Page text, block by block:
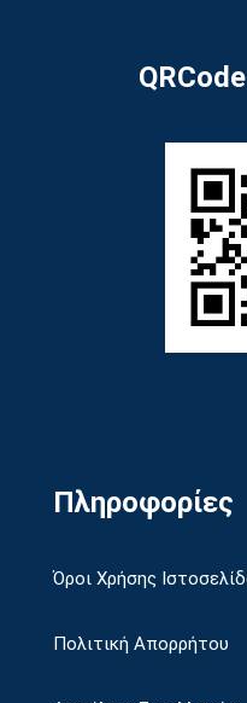
Πληροφορίες
Όροι Χρήσης
Πολιτική Απορρήτου